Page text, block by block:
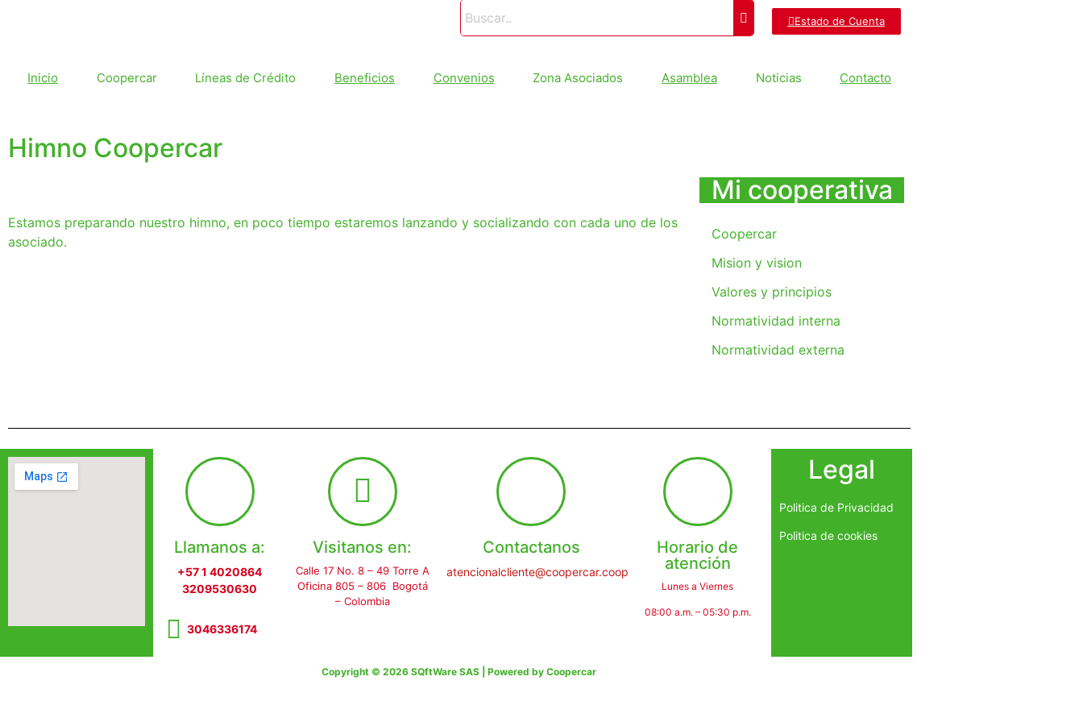
Estado de Cuenta
Inicio Coopercar Líneas de Crédito Beneficios Convenios Zona Asociados Asamblea Noticias Contacto
Himno Coopercar
Estamos preparando nuestro himno, en poco tiempo estaremos lanzando y socializando con cada uno de los
asociado.
Mi cooperativa
Coopercar
Mision y vision
Valores y principios
Normatividad interna
Normatividad externa
Llamanos a:
+57 1 4020864
3209530630
3046336174
Visitanos en:
Calle 17 No. 8 – 49 Torre A
Oficina 805 – 806 Bogotá
– Colombia
Contactanos
atencionalcliente@coopercar.coop
Horario de
atención
Lunes a Viernes
08:00 a.m. – 05:30 p.m.
Legal
Politica de Privacidad
Politica de cookies
Copyright © 2026 SQftWare SAS | Powered by Coopercar